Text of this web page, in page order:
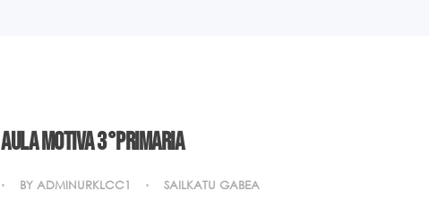
AULA MOTIVA 3°PRIMARIA
BY ADMINURKLCC1 SAILKATU GABEA